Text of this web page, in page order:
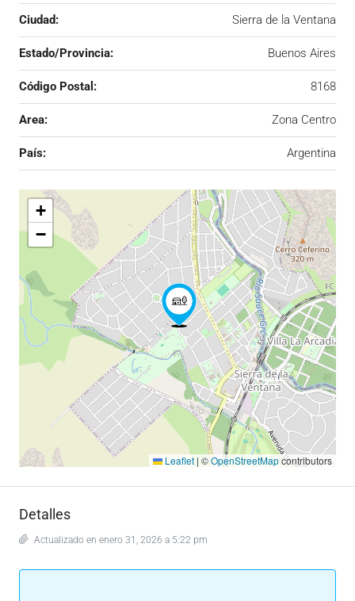
Ciudad: Sierra de la Ventana
Estado/Provincia: Buenos Aires
Código Postal: 8168
Area: Zona Centro
País: Argentina
+
−
Leaflet | ©OpenStreetMapcontributors
Detalles
Actualizado en enero 31, 2026 a 5:22 pm